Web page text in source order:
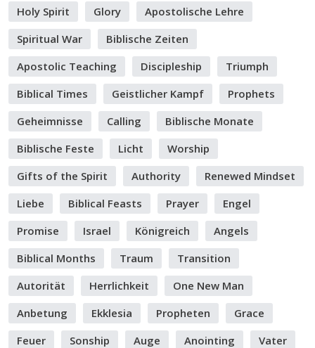
Holy Spirit
Glory
Apostolische Lehre
Spiritual War
Biblische Zeiten
Apostolic Teaching
Discipleship
Triumph
Biblical Times
Geistlicher Kampf
Prophets
Geheimnisse
Calling
Biblische Monate
Biblische Feste
Licht
Worship
Gifts of the Spirit
Authority
Renewed Mindset
Liebe
Biblical Feasts Prayer
Engel
Promise
Israel Königreich
Angels
Biblical Months
Traum
Transition
Autorität
Herrlichkeit
One New Man
Anbetung
Ekklesia Propheten
Grace
Feuer
Sonship Auge Anointing
Vater